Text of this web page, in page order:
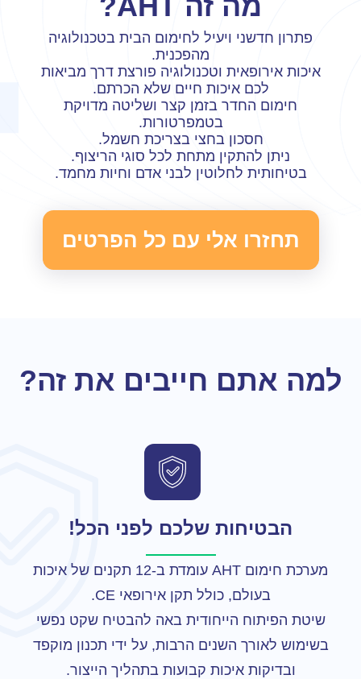
פתרון חדשני ויעיל לחימום הבית בטכנולוגיה
מהפכנית.
איכות אירופאית וטכנולוגיה פורצת דרך מביאות
לכם איכות חיים שלא הכרתם.
חימום החדר בזמן קצר ושליטה מדויקת
בטמפרטורות.
חסכון בחצי בצריכת חשמל.
ניתן להתקין מתחת לכל סוגי הריצוף.
בטיחותית לחלוטין לבני אדם וחיות מחמד.
תחזרו אלי עם כל הפרטים
למה אתם חייבים את זה?
הבטיחות שלכם לפני הכל!
מערכת חימום AHT עומדת ב-12 תקנים של איכות
בעולם, כולל תקן אירופאי CE.
שיטת הפיתוח הייחודית באה להבטיח שקט נפשי
בשימוש לאורך השנים הרבות, על ידי תכנון מוקפד
ובדיקות איכות קבועות בתהליך הייצור.